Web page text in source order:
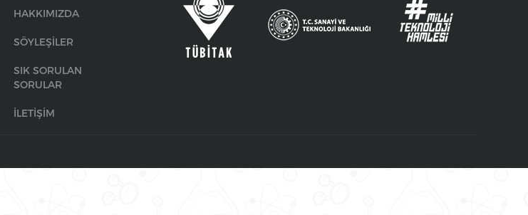
HAKKIMIZDA
SÖYLEŞİLER
SIK SORULAN
SORULAR
İLETİŞİM